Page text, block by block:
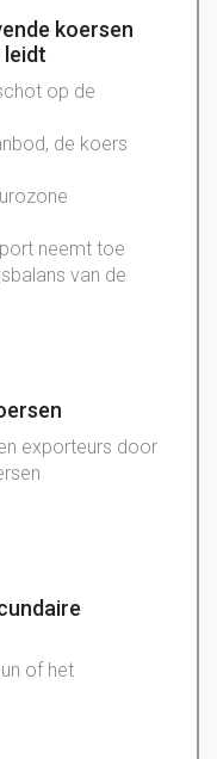
koersen
op de
de koers
neemt toe
van de
exporteurs door
of het